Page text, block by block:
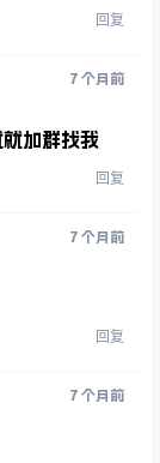
回复
7 个月前
加群找我
回复
7 个月前
回复
7 个月前